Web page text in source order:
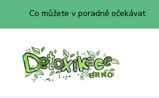
Co můžete v poradně očekávat